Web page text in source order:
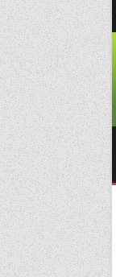
Božič in Novo